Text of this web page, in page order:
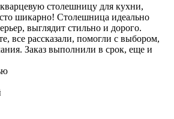
кварцевую столешницу для кухни,
шикарно! Столешница идеально
выглядит стильно и дорого.
все рассказали, помогли с выбором,
Заказ выполнили в срок, еще и